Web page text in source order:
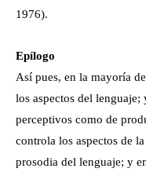
1976).
Epílogo
Así pues, en la mayoría
los aspectos del lenguaje;
perceptivos como de
controla los aspectos de
prosodia del lenguaje; y